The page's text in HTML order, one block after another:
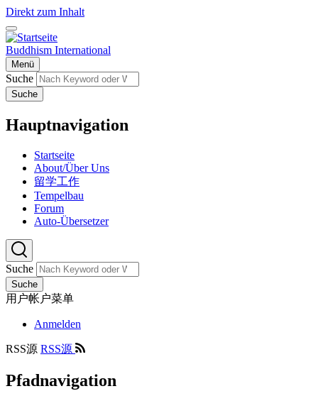
Direkt zum Inhalt
Buddhism International
Menü
Suche
Suche
Hauptnavigation
Startseite
About/Über Uns
留学工作
Tempelbau
Forum
Auto-Übersetzer
Suche
Suche
用户帐户菜单
Anmelden
RSS源 RSS源
Pfadnavigation